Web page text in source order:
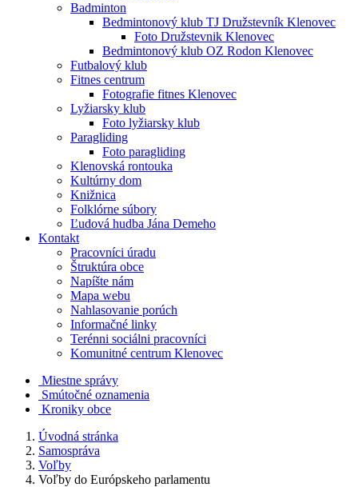
Badminton
Bedmintonový klub TJ Družstevník Klenovec
Foto Družstevnik Klenovec
Bedmintonový klub OZ Rodon Klenovec
Futbalový klub
Fitnes centrum
Fotografie fitnes Klenovec
Lyžiarsky klub
Foto lyžiarsky klub
Paragliding
Foto paragliding
Klenovská rontouka
Kultúrny dom
Knižnica
Folklórne súbory
Ľudová hudba Jána Demeho
Kontakt
Pracovníci úradu
Štruktúra obce
Napíšte nám
Mapa webu
Nahlasovanie porúch
Informačné linky
Terénni sociálni pracovníci
Komunitné centrum Klenovec
Miestne správy
Smútočné oznamenia
Kroniky obce
Úvodná stránka
Samospráva
Voľby
Voľby do Európskeho parlamentu